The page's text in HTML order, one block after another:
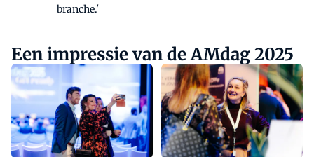
branche.'
Een impressie van de AMdag 2025